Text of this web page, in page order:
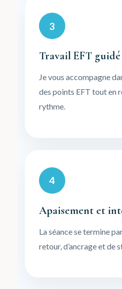
3
Travail EFT guidé
Je vous accompagne
des points EFT tout en
rythme.
4
Apaisement et
La séance se termine
retour, d’ancrage et de